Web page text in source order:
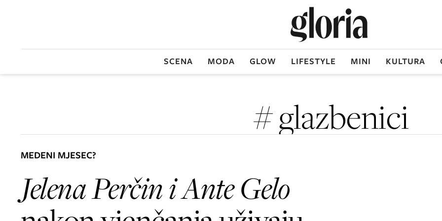
SCENA MODA GLOW LIFESTYLE MINI KULTURA
# glazbenici
MEDENI MJESEC?
Jelena Perčin i Ante Gelo